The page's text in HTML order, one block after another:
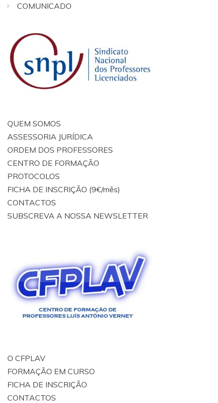
COMUNICADO
QUEM SOMOS
ASSESSORIA JURÍDICA
ORDEM DOS PROFESSORES
CENTRO DE FORMAÇÃO
PROTOCOLOS
FICHA DE INSCRIÇÃO (9€/mês)
CONTACTOS
SUBSCREVA A NOSSA NEWSLETTER
O CFPLAV
FORMAÇÃO EM CURSO
FICHA DE INSCRIÇÃO
CONTACTOS